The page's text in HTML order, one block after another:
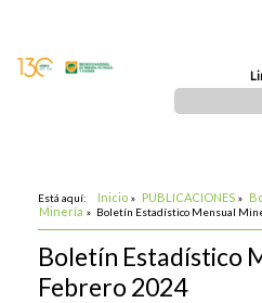
Está aquí: Inicio » PUBLICACIONES »
Minería » Boletín Estadístico Mensual
Boletín Estadístico
Febrero 2024